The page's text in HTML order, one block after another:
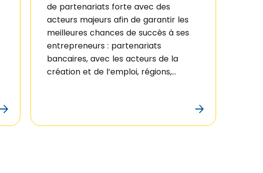
de partenariats forte avec des
acteurs majeurs afin de garantir les
meilleures chances de succès à ses
entrepreneurs : partenariats
bancaires, avec les acteurs de la
création et de l’emploi, régions,